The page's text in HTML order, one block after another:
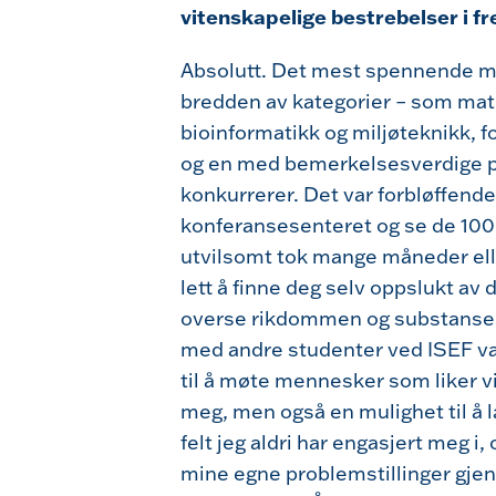
vitenskapelige bestrebelser i
Absolutt. Det mest spennende
bredden av kategorier – som
bioinformatikk og miljøteknikk,
og en med bemerkelsesverdige
konkurrerer. Det var
konferansesenteret og se de
utvilsomt tok mange måneder
lett å finne deg selv oppslukt av
overse rikdommen og
med andre studenter ved ISEF
til å møte mennesker som liker
meg, men også en mulighet til
felt jeg aldri har engasjert meg i,
mine egne problemstillinger